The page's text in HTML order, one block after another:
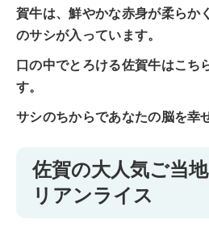
賀牛は、鮮やかな赤身が柔らか
のサシが入っています。
口の中でとろける佐賀牛はこち
す。
サシのちからであなたの脳を幸
佐賀の大人気ご当
リアンライス